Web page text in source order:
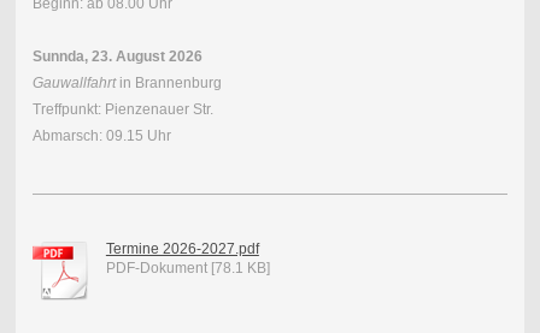
Beginn: ab 08.00 Uhr
Sunnda, 23. August 2026
Gauwallfahrtin Brannenburg
Treffpunkt: Pienzenauer Str.
Abmarsch: 09.15 Uhr
Termine 2026-2027.pdf
PDF-Dokument [78.1 KB]